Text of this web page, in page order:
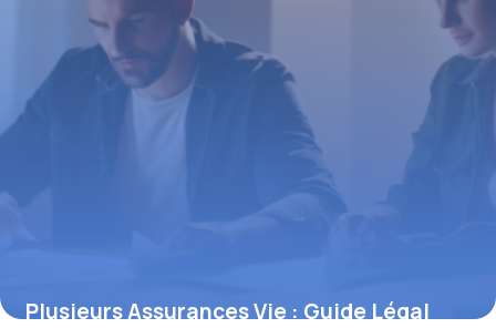
Plusieurs Assurances Vie : Guide Légal